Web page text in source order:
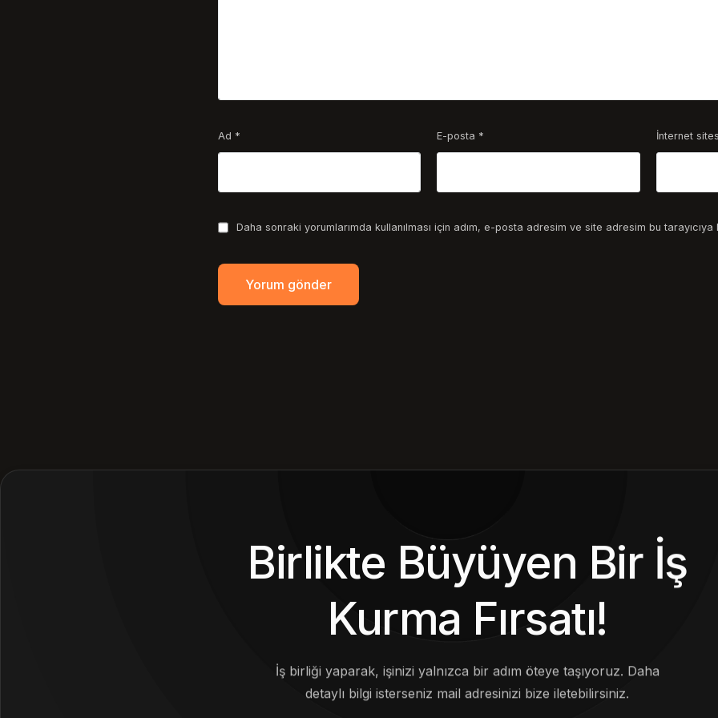
Ad * E-posta * İnternet
Daha sonraki yorumlarımda kullanılması için adım, e-posta adresim ve site adresim bu tarayıcıya
Birlikte Büyüyen Bir İş
Kurma Fırsatı!
İş birliği yaparak, işinizi yalnızca bir adım öteye taşıyoruz. Daha
detaylı bilgi isterseniz mail adresinizi bize iletebilirsiniz.